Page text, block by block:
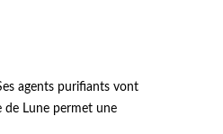
agents purifiants vont
de Lune permet une